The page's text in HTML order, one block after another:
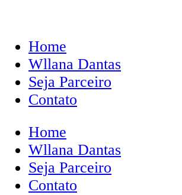
Home
Wllana Dantas
Seja Parceiro
Contato
Home
Wllana Dantas
Seja Parceiro
Contato